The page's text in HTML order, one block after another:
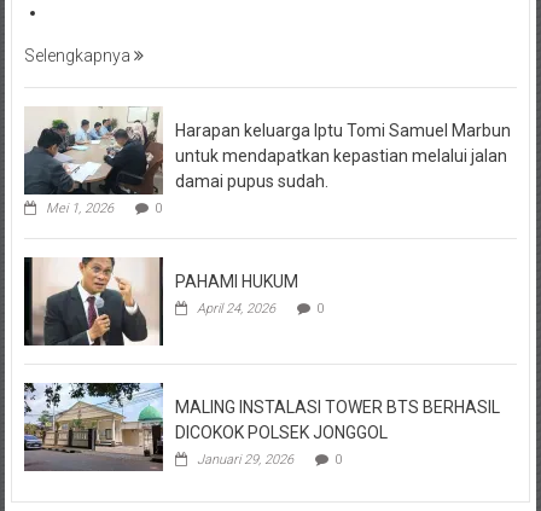
Selengkapnya
Harapan keluarga Iptu Tomi Samuel Marbun
untuk mendapatkan kepastian melalui jalan
damai pupus sudah.
Mei 1, 2026 0
PAHAMI HUKUM
April 24, 2026 0
MALING INSTALASI TOWER BTS BERHASIL
DICOKOK POLSEK JONGGOL
Januari 29, 2026 0